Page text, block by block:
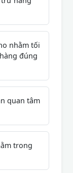
nhằm tối
đúng
quan tâm
trong